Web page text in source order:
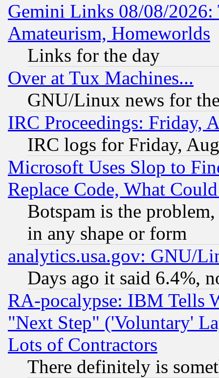
Gemini Links 08/08/
Amateurism, Homeworlds
Links for the day
Over at Tux Machines...
GNU/Linux news for
IRC Proceedings: Friday,
IRC logs for Friday,
Microsoft Uses Slop to
Replace Code, What
Botspam is the
in any shape or form
analytics.usa.gov: GNU/
Days ago it said 6.4%,
RA-pocalypse: IBM Tells
"Next Step" ('Voluntary'
Lots of Contractors
There definitely is